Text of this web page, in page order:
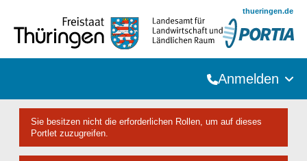
thueringen.de
Anmelden
Sie besitzen nicht die erforderlichen Rollen, um auf dieses
Portlet zuzugreifen.